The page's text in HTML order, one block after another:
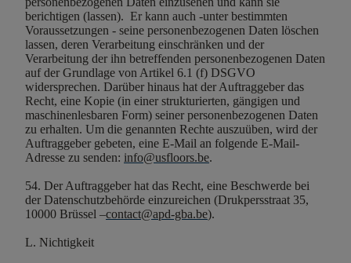
berichtigen (lassen). Er kann auch -unter bestimmten
Voraussetzungen - seine personenbezogenen Daten löschen
lassen, deren Verarbeitung einschränken und der
Verarbeitung der ihn betreffenden personenbezogenen Daten
auf der Grundlage von Artikel 6.1 (f) DSGVO
widersprechen. Darüber hinaus hat der Auftraggeber das
Recht, eine Kopie (in einer strukturierten, gängigen und
maschinenlesbaren Form) seiner personenbezogenen Daten
zu erhalten. Um die genannten Rechte auszuüben, wird der
Auftraggeber gebeten, eine E-Mail an folgende E-Mail-
Adresse zu senden: info@usfloors.be.
54. Der Auftraggeber hat das Recht, eine Beschwerde bei
der Datenschutzbehörde einzureichen (Drukpersstraat 35,
10000 Brüssel –contact@apd-gba.be).
L. Nichtigkeit